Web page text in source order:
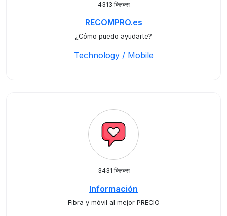
4313 क्लिक्स
RECOMPRO.es
¿Cómo puedo ayudarte?
Technology / Mobile
3431 क्लिक्स
Información
Fibra y móvil al mejor PRECIO